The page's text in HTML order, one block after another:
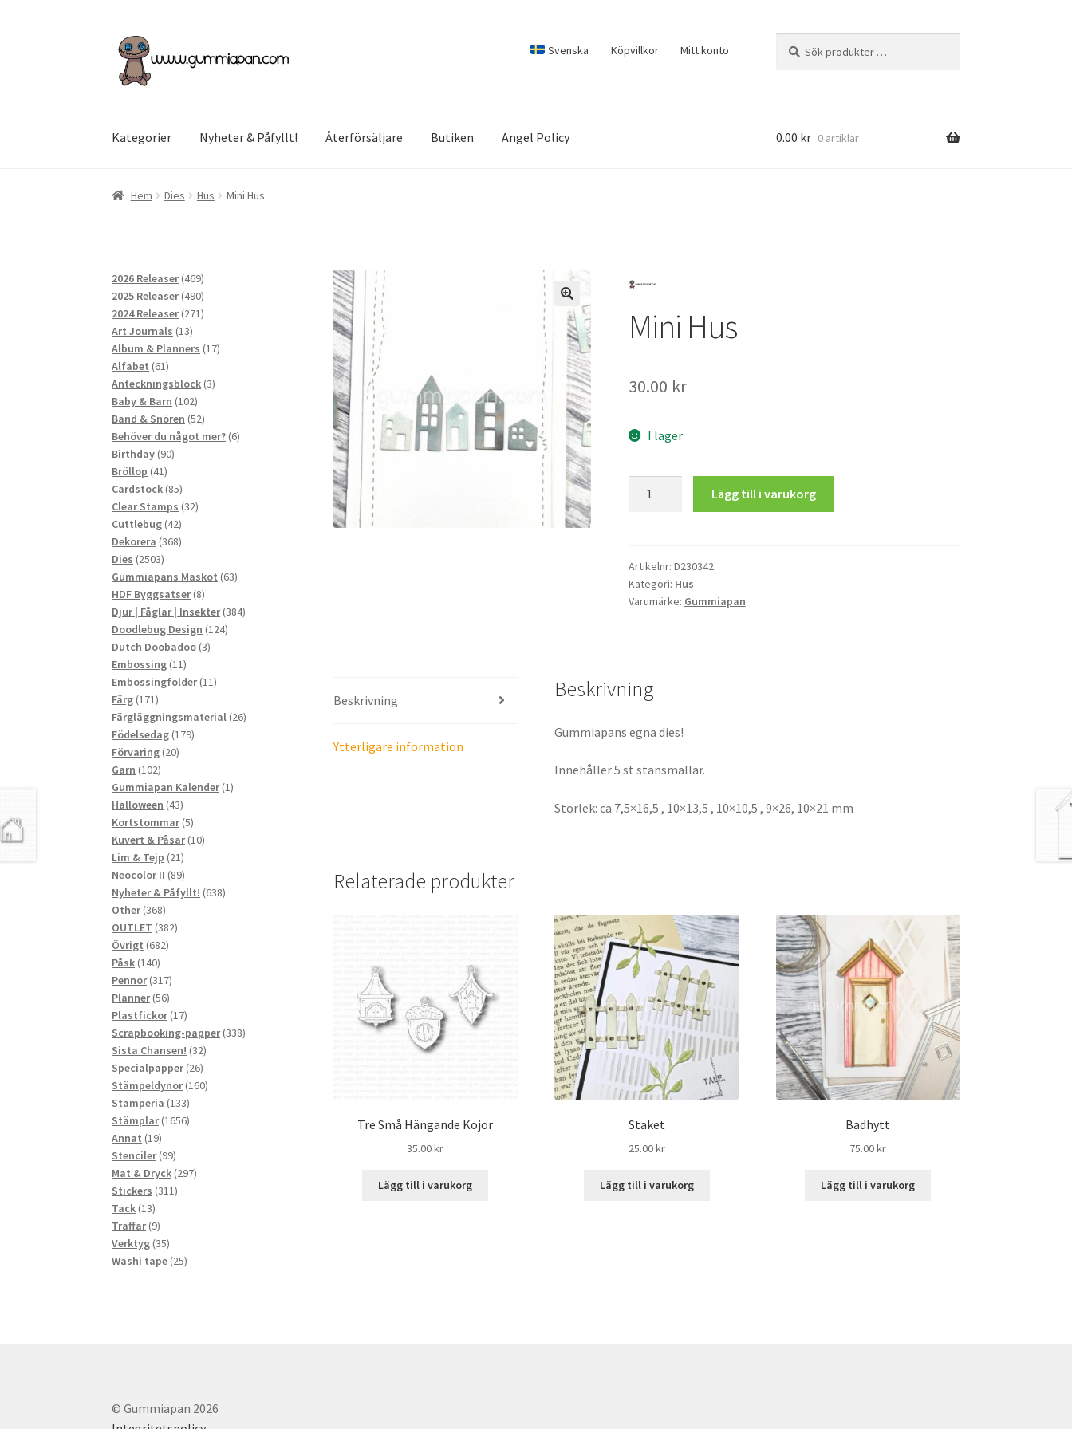
Hoppa
till
navigering
Hoppa
till
innehåll
Svenska Köpvillkor Mitt konto
efter:
Kategorier Nyheter & Påfyllt! Återförsäljare Butiken Angel Policy 0.00 kr 0 artiklar
Hem Dies Hus Mini Hus
Mini Hus
30.00 kr
I lager
Lägg till i varukorg
Artikelnr: D230342
Kategori: Hus
Varumärke: Gummiapan
Beskrivning
Ytterligare information
Beskrivning
Gummiapans egna dies!
Innehåller 5 st stansmallar.
Storlek: ca 7,5×16,5 , 10×13,5 , 10×10,5 , 9×26, 10×21 mm
Relaterade produkter
Tre Små Hängande Kojor
35.00kr
Lägg till i varukorg
Staket
25.00kr
Lägg till i varukorg
Badhytt
75.00kr
Lägg till i varukorg
2026 Releaser 469469
produkter
2025 Releaser 490490
produkter
2024 Releaser 271271
Art Journals 1313
produkter
Album & Planners 1717
Alfabet 6161
produkter
Anteckningsblock 33
Baby & Barn 102102
produkter
Band & Snören 5252
produkter
Behöver du något mer? 66
Birthday 9090
Bröllop 4141
produkter
Cardstock 8585
produkter
Clear Stamps 3232
Cuttlebug 4242
produkter
Dekorera 368368
Dies 25032503
produkter
Gummiapans Maskot 6363
HDF Byggsatser 88
produkter
Djur | Fåglar | Insekter 384384
Doodlebug Design 124124
Dutch Doobadoo 33
Embossing 1111
produkter
Embossingfolder 1111
Färg 171171
produkter
Färgläggningsmaterial 2626
Födelsedag 179179
Förvaring 2020
Garn 102102
produkter
Gummiapan Kalender 11
Halloween 4343
produkter
Kortstommar 55
produkter
Kuvert & Påsar 1010
Lim & Tejp 2121
produkter
Neocolor II 8989
produkter
Nyheter & Påfyllt! 638638
Other 368368
produkter
OUTLET 382382
Övrigt 682682
Påsk 140140
produkter
Pennor 317317
produkter
Planner 5656
produkter
Plastfickor 1717
produkter
Scrapbooking-papper 338338
Sista Chansen! 3232
Specialpapper 2626
produkter
Stämpeldynor 160160
Stamperia 133133
produkter
Stämplar 16561656
Annat 1919
produkter
Stenciler 9999
produkter
Mat & Dryck 297297
Stickers 311311
Tack 1313
produkter
Träffar 99
produkter
Verktyg 3535
produkter
Washi tape 2525
© Gummiapan 2026